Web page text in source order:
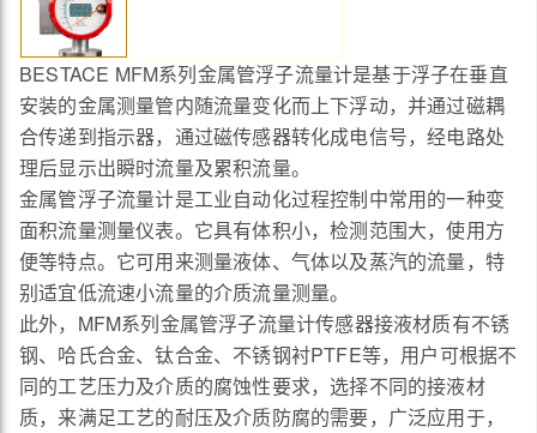
BESTACE MFM系列金属管浮子流量计是基于浮子在垂直
安装的金属测量管内随流量变化而上下浮动，并通过磁耦
合传递到指示器，通过磁传感器转化成电信号，经电路处
理后显示出瞬时流量及累积流量。
金属管浮子流量计是工业自动化过程控制中常用的一种变
面积流量测量仪表。它具有体积小，检测范围大，使用方
便等特点。它可用来测量液体、气体以及蒸汽的流量，特
别适宜低流速小流量的介质流量测量。
此外，MFM系列金属管浮子流量计传感器接液材质有不锈
钢、哈氏合金、钛合金、不锈钢衬PTFE等，用户可根据不
同的工艺压力及介质的腐蚀性要求，选择不同的接液材
质，来满足工艺的耐压及介质防腐的需要，广泛应用于，